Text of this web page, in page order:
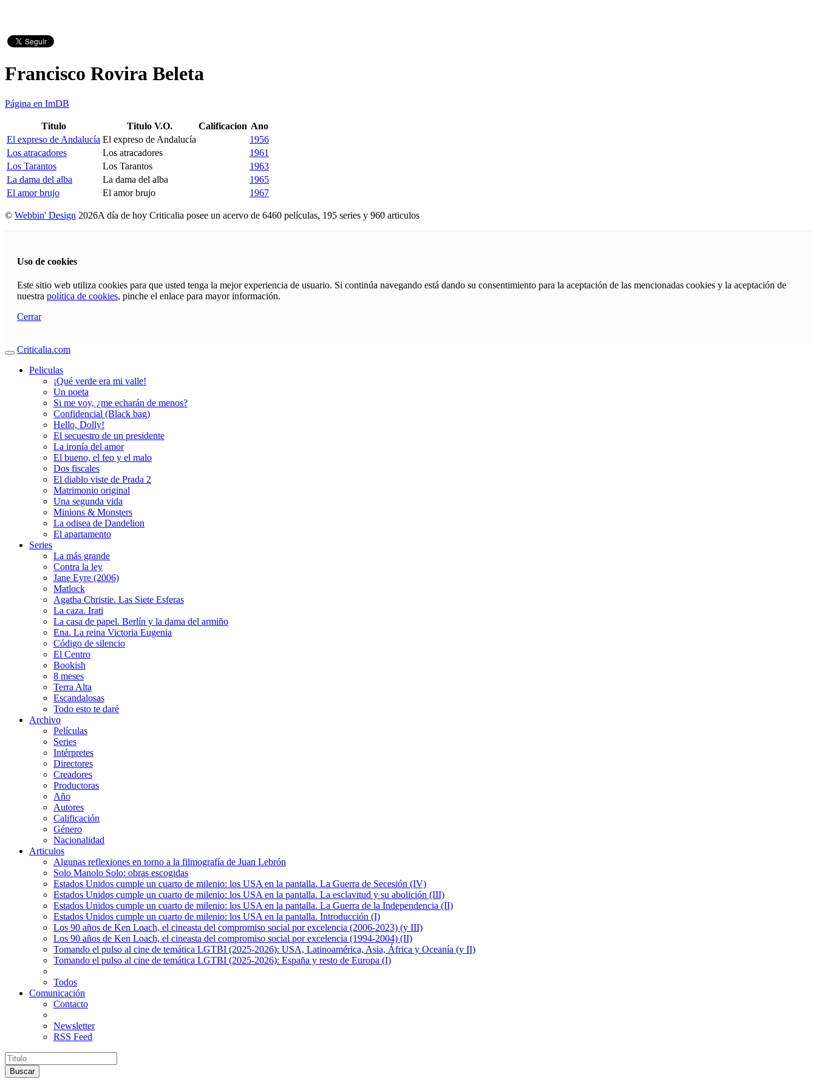
Francisco Rovira Beleta
Página en ImDB
Titulo Titulo V.O. Calificacion Ano
El expreso de Andalucía El expreso de Andalucía
1956
Los atracadores
Los atracadores
1961
Los Tarantos
Los Tarantos
1963
La dama del alba
La dama del alba
1965
El amor brujo
El amor brujo 1967
© Webbin' Design 2026A día de hoy Criticalia posee un acervo de 6460 películas, 195 series y 960 articulos
Uso de cookies
Este sitio web utiliza cookies para que usted tenga la mejor experiencia de usuario. Si continúa navegando está dando su consentimiento para la aceptación de las mencionadas cookies y la aceptación de
nuestra política de cookies, pinche el enlace para mayor información.
Cerrar
Criticalia.com
Peliculas
¡Qué verde era mi valle!
Un poeta
Si me voy, ¿me echarán de menos?
Confidencial (Black bag)
Hello, Dolly!
El secuestro de un presidente
La ironía del amor
El bueno, el feo y el malo
Dos fiscales
El diablo viste de Prada 2
Matrimonio original
Una segunda vida
Minions & Monsters
La odisea de Dandelion
El apartamento
Series
La más grande
Contra la ley
Jane Eyre (2006)
Matlock
Agatha Christie. Las Siete Esferas
La caza. Irati
La casa de papel. Berlín y la dama del armiño
Ena. La reina Victoria Eugenia
Código de silencio
El Centro
Bookish
8 meses
Terra Alta
Escandalosas
Todo esto te daré
Archivo
Películas
Series
Intérpretes
Directores
Creadores
Productoras
Año
Autores
Calificación
Género
Nacionalidad
Articulos
Algunas reflexiones en torno a la filmografía de Juan Lebrón
Solo Manolo Solo: obras escogidas
Estados Unidos cumple un cuarto de milenio: los USA en la pantalla. La Guerra de Secesión (IV)
Estados Unidos cumple un cuarto de milenio: los USA en la pantalla. La esclavitud y su abolición (III)
Estados Unidos cumple un cuarto de milenio: los USA en la pantalla. La Guerra de la Independencia (II)
Estados Unidos cumple un cuarto de milenio: los USA en la pantalla. Introducción (I)
Los 90 años de Ken Loach, el cineasta del compromiso social por excelencia (2006-2023) (y III)
Los 90 años de Ken Loach, el cineasta del compromiso social por excelencia (1994-2004) (II)
Tomando el pulso al cine de temática LGTBI (2025-2026): USA, Latinoamérica, Asia, África y Oceanía (y II)
Tomando el pulso al cine de temática LGTBI (2025-2026): España y resto de Europa (I)
Todos
Comunicación
Contacto
Newsletter
RSS Feed
Buscar